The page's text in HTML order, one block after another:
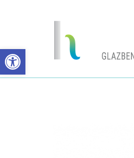
Open toolbar